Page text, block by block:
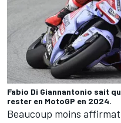
Fabio Di Giannantonio sait
rester en MotoGP en 2024.
Beaucoup moins